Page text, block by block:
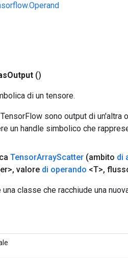
Output ()
di un tensore.
sono output di un'altra
un handle simbolico che
TensorArrayScatter (ambito di
, valore di operando <T>,
classe che racchiude una